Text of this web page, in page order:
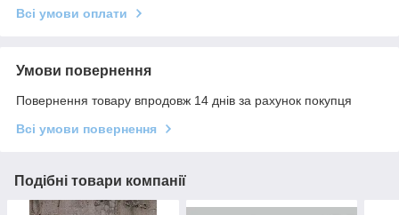
Всі умови оплати
Умови повернення
Повернення товару впродовж 14 днів за рахунок покупця
Всі умови повернення
Подібні товари компанії